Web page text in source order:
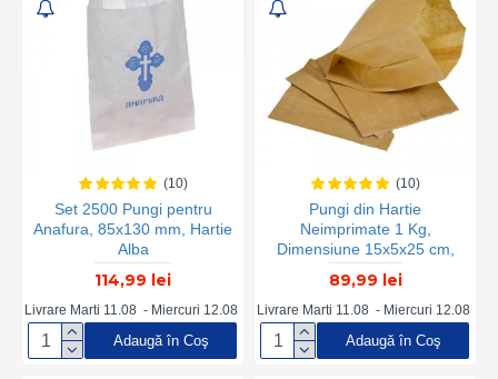
Set 2500 Pungi pentru
Anafura, 85x130 mm, Hartie
Alba
114,99 lei
(10)
Livrare Marti 11.08 - Miercuri 12.08
Adaugă în Coş
Pungi din Hartie
Neimprimate 1 Kg,
Dimensiune 15x5x25 cm,
Hartie Kraft Natur 50 g/m²,
Greutate 5 Kg/Bax, 150
Buc/Kg, Ambalaje din
Hartie, Pungi Hartie Maro,
Bax de Pungi de Hartie,
89,99 lei
(10)
Livrare Marti 11.08 - Miercuri 12.08
Adaugă în Coş